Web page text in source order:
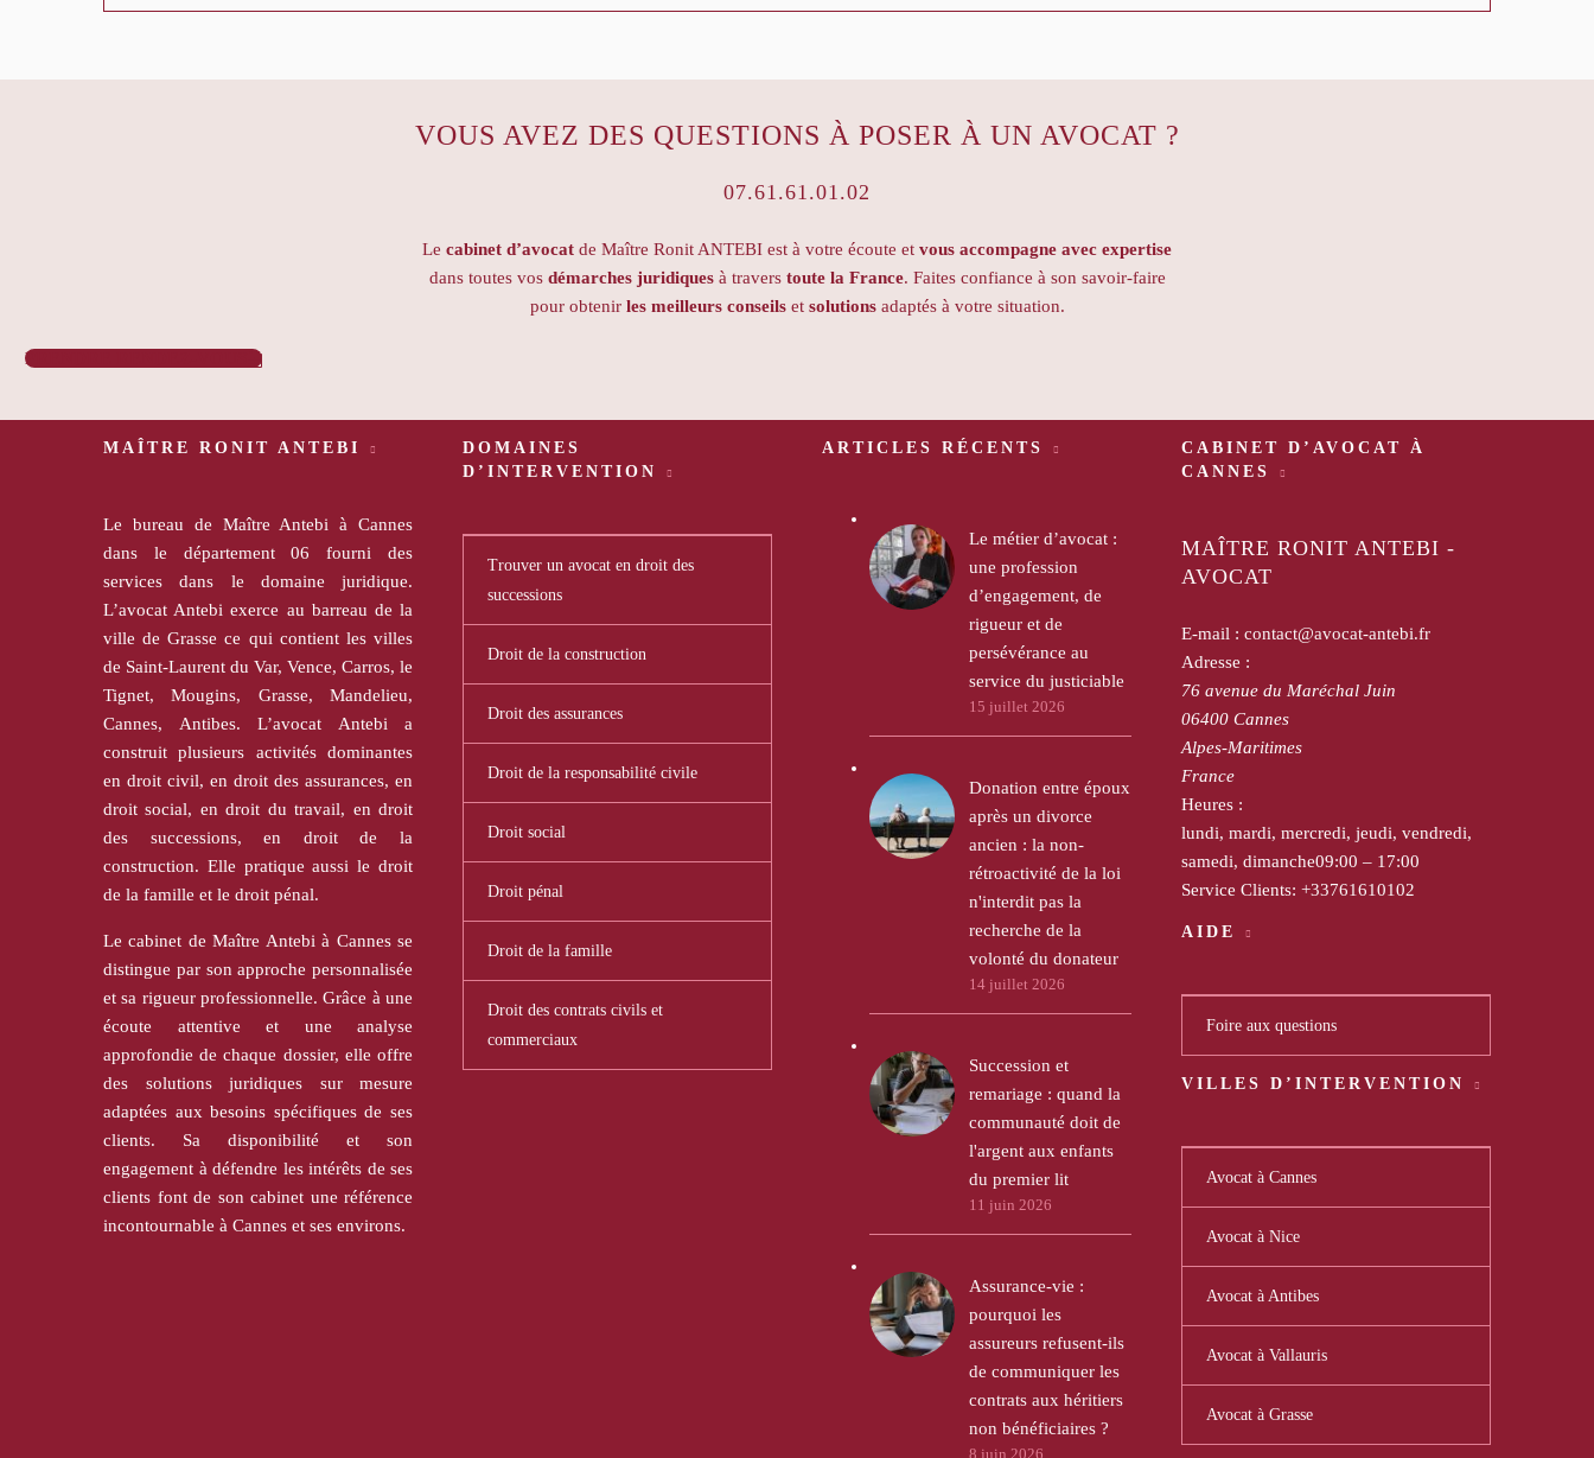
VOUS AVEZ DES QUESTIONS À POSER À UN AVOCAT ?
07.61.61.01.02
Le cabinet d’avocat de Maître Ronit ANTEBI est à votre écoute et vous accompagne avec expertise
dans toutes vos démarches juridiquesà travers toute la France. Faites confiance à son savoir-faire
pour obtenir les meilleurs conseilset solutionsadaptés à votre situation.
PRENDRE RENDEZ-VOUS 
MAÎTRE RONIT ANTEBI
Le bureau de Maître Antebi à Cannes
dans le département 06 fourni des
services dans le domaine juridique.
L’avocat Antebi exerce au barreau de la
ville de Grasse ce qui contient les villes
de Saint-Laurent du Var, Vence, Carros, le
Tignet, Mougins, Grasse, Mandelieu,
Cannes, Antibes. L’avocat Antebi a
construit plusieurs activités dominantes
en droit civil, en droit des assurances, en
droit social, en droit du travail, en droit
des successions, en droit de la
construction. Elle pratique aussi le droit
de la famille et le droit pénal.
Le cabinet de Maître Antebi à Cannes se
distingue par son approche personnalisée
et sa rigueur professionnelle. Grâce à une
écoute attentive et une analyse
approfondie de chaque dossier, elle offre
des solutions juridiques sur mesure
adaptées aux besoins spécifiques de ses
clients. Sa disponibilité et son
engagement à défendre les intérêts de ses
clients font de son cabinet une référence
incontournable à Cannes et ses environs.
DOMAINES
D’INTERVENTION
Trouver un avocat en droit des
successions
Droit de la construction
Droit des assurances
Droit de la responsabilité civile
Droit social
Droit pénal
Droit de la famille
Droit des contrats civils et
commerciaux
ARTICLES RÉCENTS
Le métier d’avocat :
une profession
d’engagement, de
rigueur et de
persévérance au
service du justiciable
15 juillet 2026
Donation entre époux
après un divorce
ancien : la non-
rétroactivité de la loi
n'interdit pas la
recherche de la
volonté du donateur
14 juillet 2026
Succession et
remariage : quand la
communauté doit de
l'argent aux enfants
du premier lit
11 juin 2026
Assurance-vie :
pourquoi les
assureurs refusent-ils
de communiquer les
contrats aux héritiers
non bénéficiaires ?
8 juin 2026
CABINET D’AVOCAT À
CANNES
MAÎTRE RONIT ANTEBI -
AVOCAT
E-mail : contact@avocat-antebi.fr
Adresse :
76 avenue du Maréchal Juin
06400 Cannes
Alpes-Maritimes
France
Heures :
lundi, mardi, mercredi, jeudi, vendredi,
samedi, dimanche09:00 – 17:00
Service Clients: +33761610102
AIDE
Foire aux questions
VILLES D’INTERVENTION
Avocat à Cannes
Avocat à Nice
Avocat à Antibes
Avocat à Vallauris
Avocat à Grasse